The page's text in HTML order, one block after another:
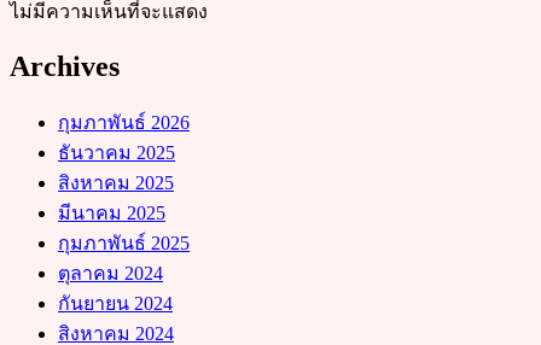
ไม่มีความเห็นที่จะแสดง
Archives
กุมภาพันธ์ 2026
ธันวาคม 2025
สิงหาคม 2025
มีนาคม 2025
กุมภาพันธ์ 2025
ตุลาคม 2024
กันยายน 2024
สิงหาคม 2024